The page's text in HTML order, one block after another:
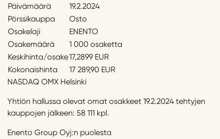
Päivämäärä
19.2.2024
Pörssikauppa
Osto
Osakelaji
ENENTO
Osakemäärä
1 000 osaketta
Keskihinta/osake17,2899 EUR
Kokonaishinta
17 289,90 EUR
NASDAQ OMX Helsinki
Yhtiön hallussa olevat omat osakkeet 19.2.2024 tehtyjen
kauppojen jälkeen: 58 111 kpl.
Enento Group Oyj:n puolesta